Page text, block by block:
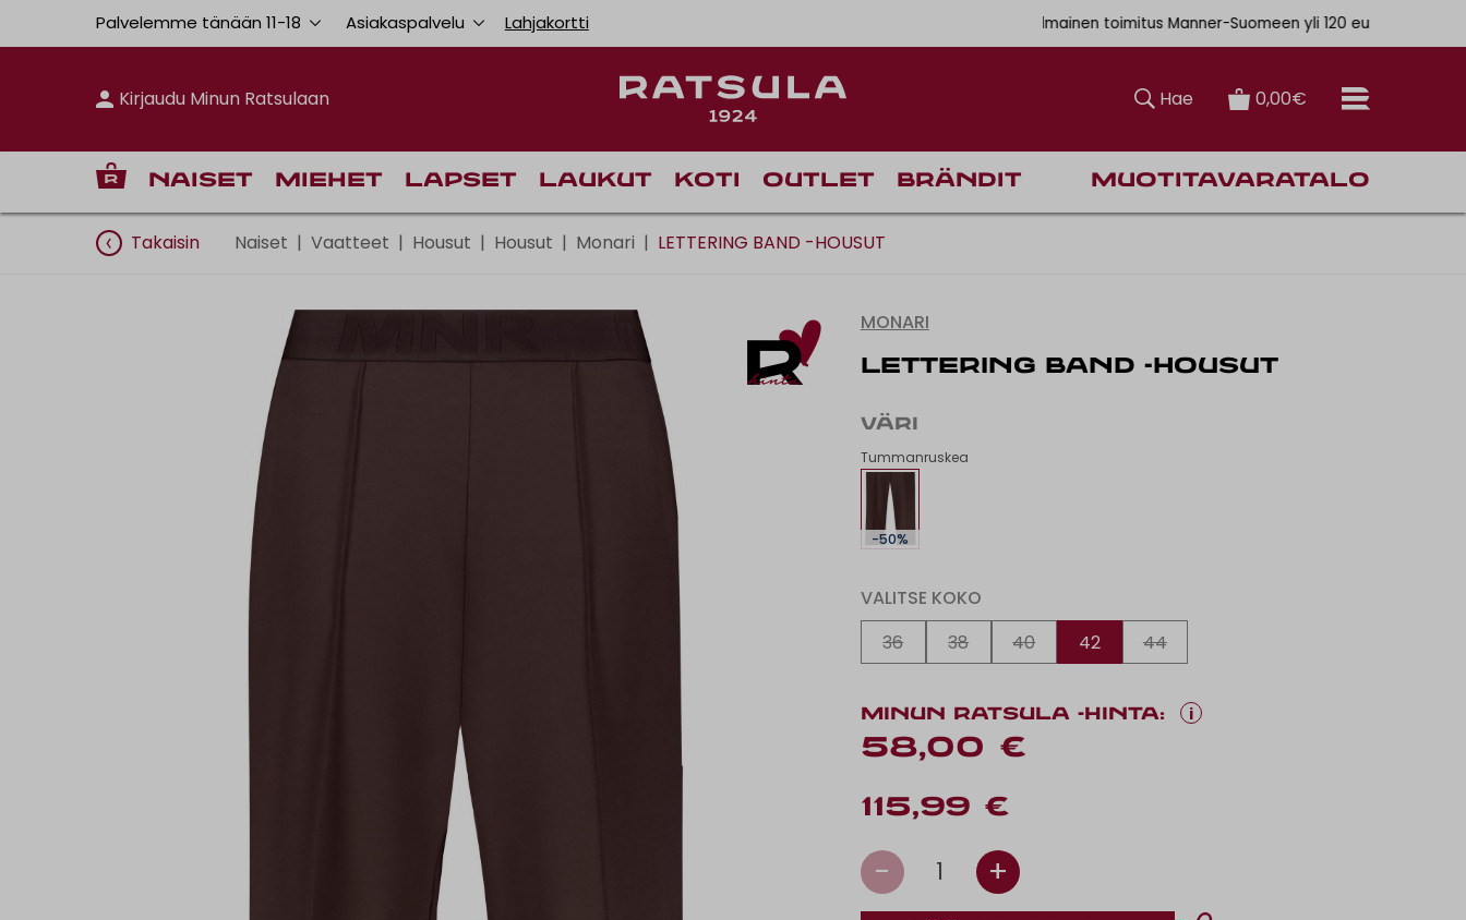
Palvelemme tänään 11-18 Asiakaspalvelu Lahjakortti Ilmainen toimitus Manner-Suomeen yli 120 euron tilauksiin
Kirjaudu Minun Ratsulaan Hae 0,00€
Naiset Miehet Lapset Laukut Koti Outlet Brändit Muotitavaratalo
Takaisin Naiset | Vaatteet | Housut | Housut | Monari | LETTERING BAND -HOUSUT
MONARI
LETTERING BAND -HOUSUT
VÄRI
Tummanruskea
-50%
VALITSE KOKO
36
38 40 42 44
MINUN RATSULA -HINTA: i
58,00 €
115,99 €
- 1 +